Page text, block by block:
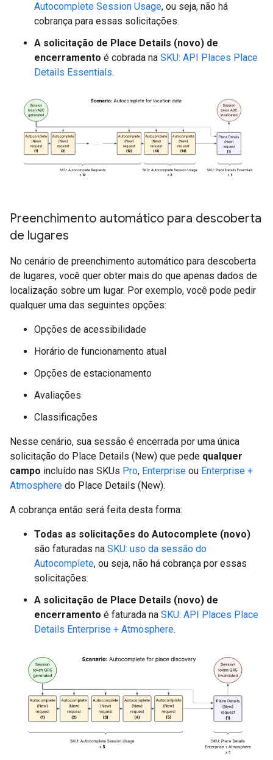
Autocomplete Session Usage, ou seja, não há
cobrança para essas solicitações.
A solicitação de Place Details (novo) de
encerramento é cobrada na SKU: API Places Place
Details Essentials.
Preenchimento automático para descoberta
de lugares
No cenário de preenchimento automático para descoberta
de lugares, você quer obter mais do que apenas dados de
localização sobre um lugar. Por exemplo, você pode pedir
qualquer uma das seguintes opções:
Opções de acessibilidade
Horário de funcionamento atual
Opções de estacionamento
Avaliações
Classificações
Nesse cenário, sua sessão é encerrada por uma única
solicitação do Place Details (New) que pede qualquer
campo incluído nas SKUs Pro, Enterprise ou Enterprise +
Atmosphere do Place Details (New).
A cobrança então será feita desta forma:
Todas as solicitações do Autocomplete (novo)
são faturadas na SKU: uso da sessão do
Autocomplete, ou seja, não há cobrança por essas
solicitações.
A solicitação de Place Details (novo) de
encerramento é faturada na SKU: API Places Place
Details Enterprise + Atmosphere.